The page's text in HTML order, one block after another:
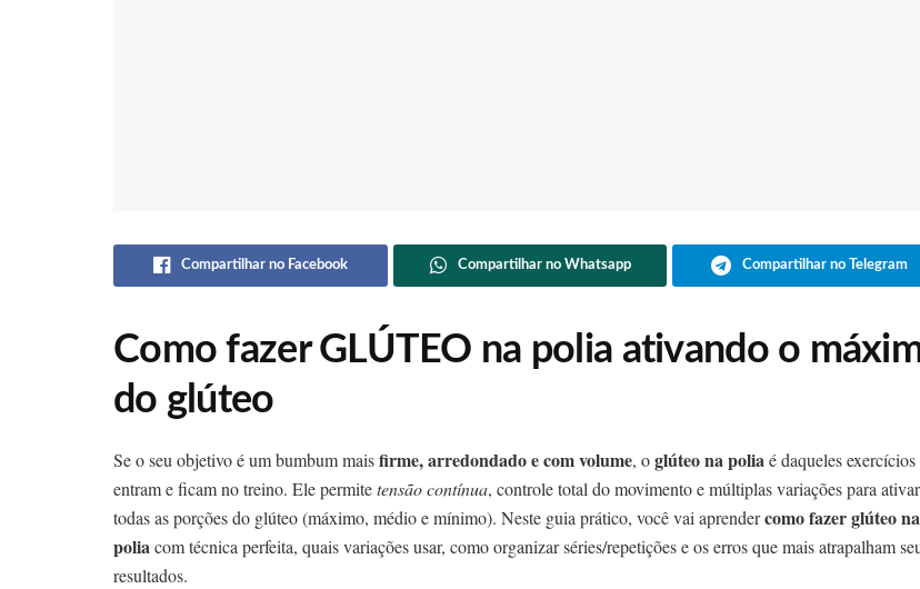
Compartilhar no Facebook Compartilhar no Whatsapp Compartilhar no Telegram
Como fazer GLÚTEO na polia ativando o
do glúteo
Se o seu objetivo é um bumbum maisfirme, arredondado e com volume, oglúteo na poliaé daqueles
entram e ficam no treino. Ele permitetensão contínua, controle total do movimento e múltiplas variações para ativar
todas as porções do glúteo (máximo, médio e mínimo). Neste guia prático, você vai aprendercomo fazer glúteo na
poliacom técnica perfeita, quais variações usar, como organizar séries/repetições e os erros que mais atrapalham
resultados.